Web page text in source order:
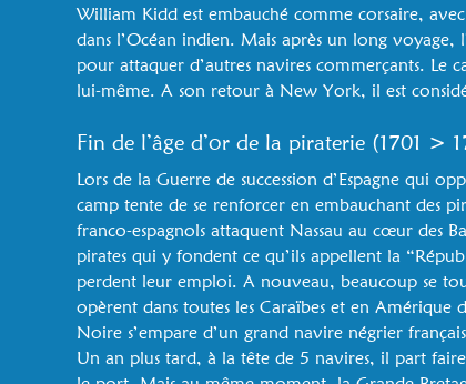
William Kidd est embauché comme corsaire,
dans l’Océan indien. Mais après un long voyage,
pour attaquer d’autres navires commerçants. Le
lui-même. A son retour à New York, il est
Fin de l’âge d’or de la piraterie (1701 >
Lors de la Guerre de succession d’Espagne qui
camp tente de se renforcer en embauchant des
franco-espagnols attaquent Nassau au cœur des
pirates qui y fondent ce qu’ils appellent la
perdent leur emploi. A nouveau, beaucoup se
opèrent dans toutes les Caraïbes et en
Noire s’empare d’un grand navire négrier
Un an plus tard, à la tête de 5 navires, il part